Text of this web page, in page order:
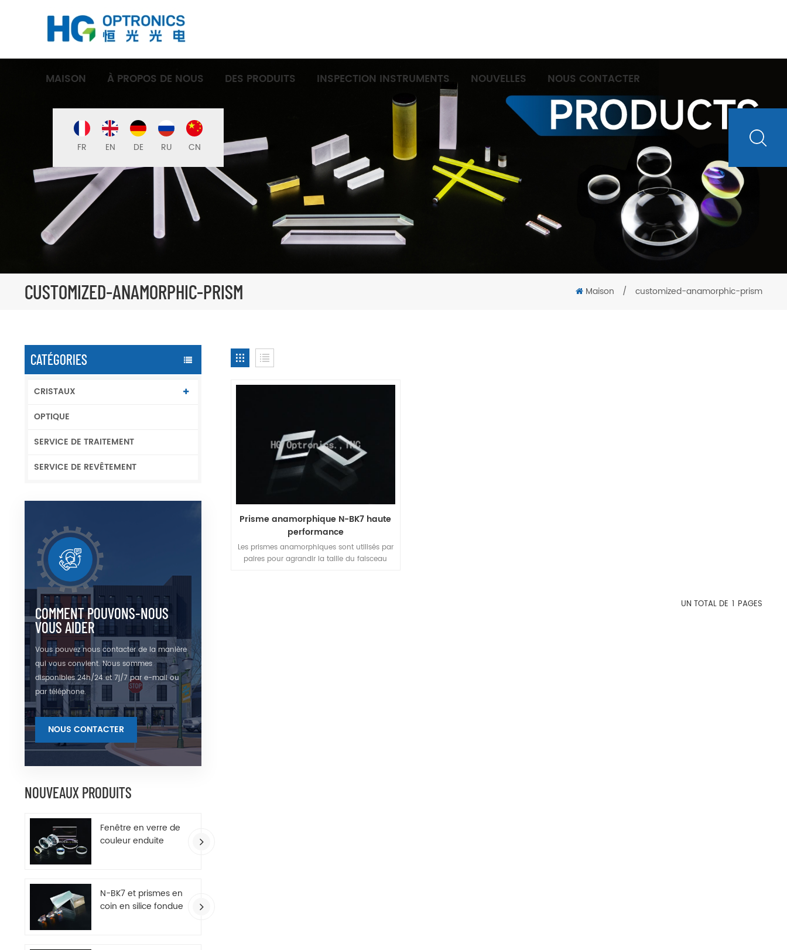
MAISON À PROPOS DE NOUS DES PRODUITS INSPECTION INSTRUMENTS NOUVELLES NOUS CONTACTER
FR EN DE RU CN
CUSTOMIZED-ANAMORPHIC-PRISM Maison / customized-anamorphic-prism
CATÉGORIES
CRISTAUX
OPTIQUE
SERVICE DE TRAITEMENT
SERVICE DE REVÊTEMENT
COMMENT POUVONS-NOUS
VOUS AIDER
Vous pouvez nous contacter de la manière
qui vous convient. Nous sommes
disponibles 24h/24 et 7j/7 par e-mail ou
par téléphone.
NOUS CONTACTER
NOUVEAUX PRODUITS
Fenêtre en verre de
couleur enduite
N-BK7 et prismes en
coin en silice fondue
Prisme anamorphique N-BK7 haute
performance
Les prismes anamorphiques sont utilisés par
paires pour agrandir la taille du faisceau
UN TOTAL DE 1 PAGES